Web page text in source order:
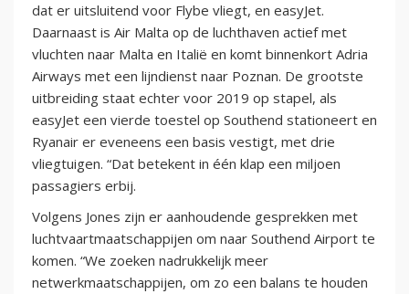
dat er uitsluitend voor Flybe vliegt, en easyJet.
Daarnaast is Air Malta op de luchthaven actief met
vluchten naar Malta en Italië en komt binnenkort Adria
Airways met een lijndienst naar Poznan. De grootste
uitbreiding staat echter voor 2019 op stapel, als
easyJet een vierde toestel op Southend stationeert en
Ryanair er eveneens een basis vestigt, met drie
vliegtuigen. “Dat betekent in één klap een miljoen
passagiers erbij.
Volgens Jones zijn er aanhoudende gesprekken met
luchtvaartmaatschappijen om naar Southend Airport te
komen. “We zoeken nadrukkelijk meer
netwerkmaatschappijen, om zo een balans te houden